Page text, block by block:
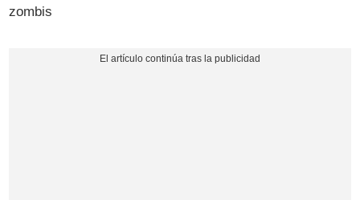
zombis